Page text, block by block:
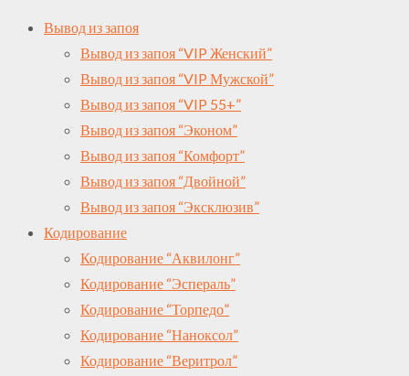
Вывод из запоя
Вывод из запоя “VIP Женский”
Вывод из запоя “VIP Мужской”
Вывод из запоя “VIP 55+”
Вывод из запоя “Эконом”
Вывод из запоя “Комфорт”
Вывод из запоя “Двойной”
Вывод из запоя “Эксклюзив”
Кодирование
Кодирование “Аквилонг”
Кодирование “Эспераль”
Кодирование “Торпедо”
Кодирование “Наноксол”
Кодирование “Веритрол”